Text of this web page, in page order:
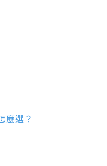
麼選？